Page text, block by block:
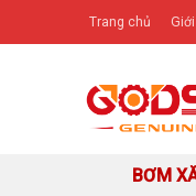
Trang chủ
BƠM